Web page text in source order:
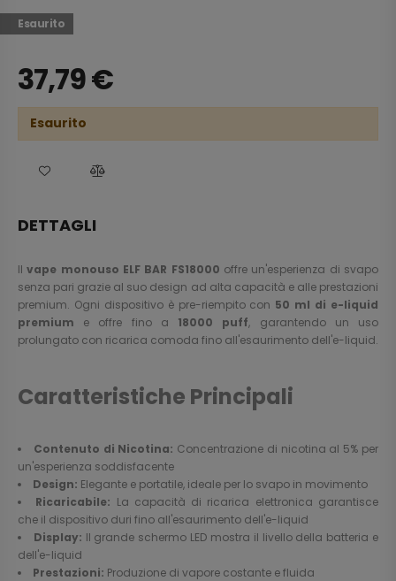
Esaurito
37,79€
Esaurito
DETTAGLI
Ilvape monouso ELF BAR FS18000 offre un'esperienza di svapo
senza pari grazie al suo design ad alta capacità e alle prestazioni
premium. Ogni dispositivo è pre-riempito con 50 ml di e-liquid
premium e offre fino a 18000 puff, garantendo un uso
prolungato con ricarica comoda fino all'esaurimento dell'e-liquid.
Caratteristiche Principali
Contenuto di Nicotina: Concentrazione di nicotina al 5% per
un'esperienza soddisfacente
Design: Elegante e portatile, ideale per lo svapo in movimento
Ricaricabile: La capacità di ricarica elettronica garantisce
che il dispositivo duri fino all'esaurimento dell'e-liquid
Display: Il grande schermo LED mostra il livello della batteria e
dell'e-liquid
Prestazioni: Produzione di vapore costante e fluida